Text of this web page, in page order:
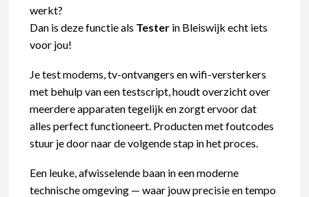
werkt?
Dan is deze functie als Tester in Bleiswijk echt iets
voor jou!
Je test modems, tv-ontvangers en wifi-versterkers
met behulp van een testscript, houdt overzicht over
meerdere apparaten tegelijk en zorgt ervoor dat
alles perfect functioneert. Producten met foutcodes
stuur je door naar de volgende stap in het proces.
Een leuke, afwisselende baan in een moderne
technische omgeving — waar jouw precisie en tempo